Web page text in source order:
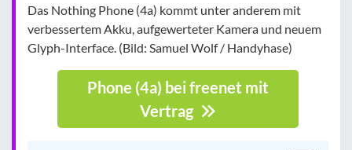
Das Nothing Phone (4a) kommt unter anderem mit
verbessertem Akku, aufgewerteter Kamera und neuem
Glyph-Interface. (Bild: Samuel Wolf / Handyhase)
Phone (4a) bei freenet mit
Vertrag